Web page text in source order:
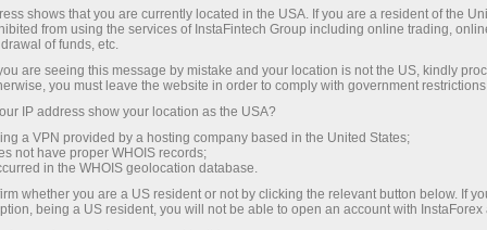
З InstaForex ви отримуєте доступ
можливостей: кредитне плече до
1:5000, одні з найкращих
спредів та комісій на ринку, а
також привабливі умови для
торгівлі акціями та індексами
Бонус 30% на кожен депозит
Швидкість
у трейдингу і на трасі
shows that you are currently located in the USA. If you are a resident of the
from using the services of InstaFintech Group including online trading,
of funds, etc.
are seeing this message by mistake and your location is not the US, kindly
you must leave the website in order to comply with government
IP address show your location as the USA?
a VPN provided by a hosting company based in the United States;
not have proper WHOIS records;
in the WHOIS geolocation database.
whether you are a US resident or not by clicking the relevant button below. If
being a US resident, you will not be able to open an account with InstaForex